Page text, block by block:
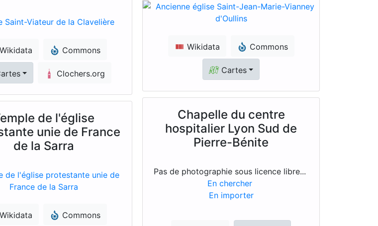
Wikidata Commons
Clochers.org
de l'église
unie de France
de la Sarra
Wikidata Commons
Wikidata Commons
Cartes
Chapelle du centre
hospitalier Lyon Sud de
Pierre-Bénite
Pas de photographie sous licence libre...
En chercher
En importer